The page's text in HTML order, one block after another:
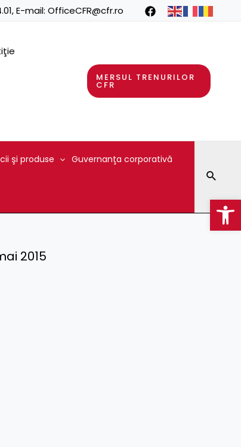
, E-mail: OfficeCFR@cfr.ro
MERSUL TRENURILOR
CFR
şi produse Guvernanţa corporativă
2015